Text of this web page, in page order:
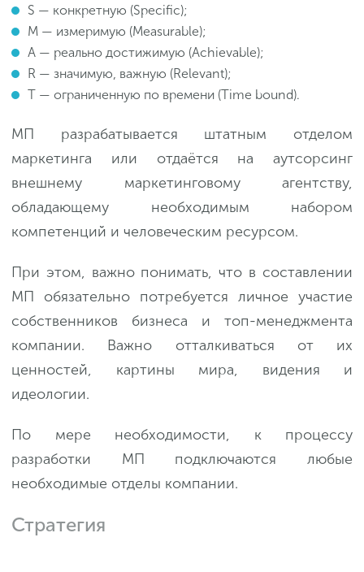
S — конкретную (Specific);
M — измеримую (Measurable);
A — реально достижимую (Achievable);
R — значимую, важную (Relevant);
T — ограниченную по времени (Time bound).
МП разрабатывается штатным отделом
маркетинга или отдаётся на аутсорсинг
внешнему маркетинговому агентству,
обладающему необходимым набором
компетенций и человеческим ресурсом.
При этом, важно понимать, что в составлении
МП обязательно потребуется личное участие
собственников бизнеса и топ-менеджмента
компании. Важно отталкиваться от их
ценностей, картины мира, видения и
идеологии.
По мере необходимости, к процессу
разработки МП подключаются любые
необходимые отделы компании.
Стратегия